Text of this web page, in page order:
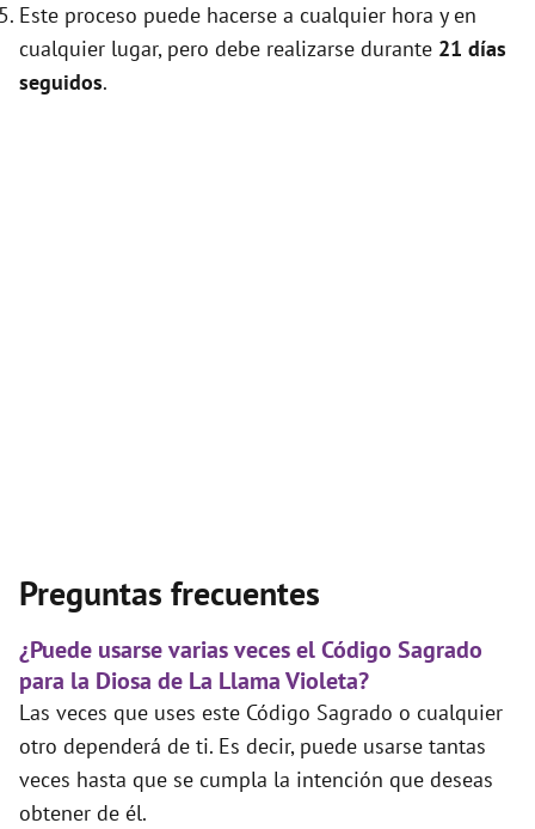
Este proceso puede hacerse a cualquier hora y en
cualquier lugar, pero debe realizarse durante 21 días
seguidos.
Preguntas frecuentes
¿Puede usarse varias veces el Código Sagrado
para la Diosa de La Llama Violeta?
Las veces que uses este Código Sagrado o cualquier
otro dependerá de ti. Es decir, puede usarse tantas
veces hasta que se cumpla la intención que deseas
obtener de él.